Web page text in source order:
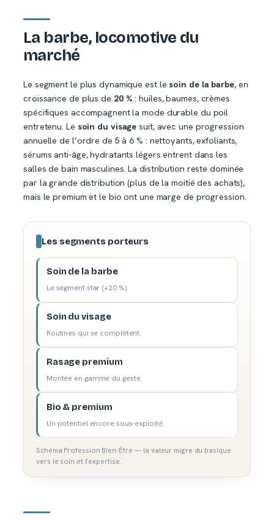
La barbe, locomotive du
marché
Le segment le plus dynamique est lesoin de la barbe, en
croissance de plus de 20 % : huiles, baumes, crèmes
spécifiques accompagnent la mode durable du poil
entretenu. Le soin du visage suit, avec une progression
annuelle de l’ordre de 5 à 6 % : nettoyants, exfoliants,
sérums anti-âge, hydratants légers entrent dans les
salles de bain masculines. La distribution reste dominée
par la grande distribution (plus de la moitié des achats),
mais le premium et le bio ont une marge de progression.
Les segments porteurs
Soin de la barbe
Le segment star (+20 %).
Soin du visage
Routines qui se complètent.
Rasage premium
Montée en gamme du geste.
Bio & premium
Un potentiel encore sous-exploité.
Schéma Profession Bien-Être — la valeur migre du basique
vers le soin et l’expertise.